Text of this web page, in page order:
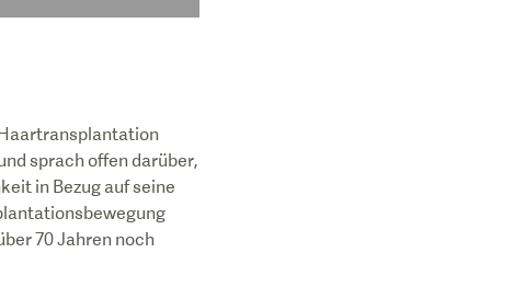
sprach offen darüber,
in Bezug auf seine
70 Jahren noch